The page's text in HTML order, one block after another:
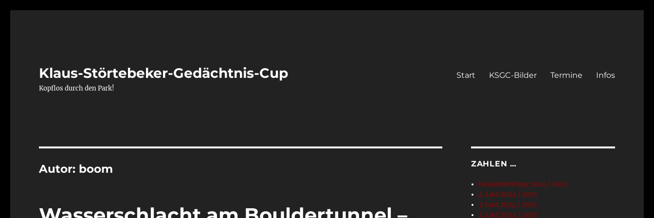
Klaus-Störtebeker-Gedächtnis-Cup
Kopflos durch den Park!
Start KSGC-Bilder Termine Infos
Autor: boom ZAHLEN …
Gesamtwertung 2024 / 2025
4. Lauf 2024 / 2025
3. Lauf 2024 / 2025
2. Lauf 2024 / 2025